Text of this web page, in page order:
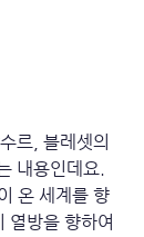
르, 블레셋의
내용인데요.
온 세계를 향
열방을 향하여